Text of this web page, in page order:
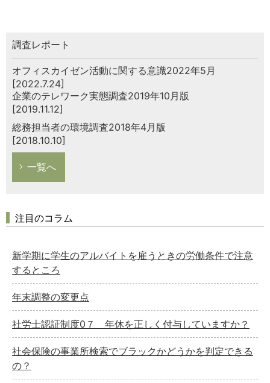
調査レポート
オフィスカイゼン活動に関する意識2022年5月
[2022.7.24]
企業のテレワーク実態調査2019年10月版
[2019.11.12]
総務担当者の環境調査2018年4月版
[2018.10.10]
一覧へ
注目のコラム
新学期に学生のアルバイトを雇うときの労働条件で注意
するところ
年末調整の変更点
社労士認証制度0７ 年休を正しく付与していますか？
社会保険の事業所検索でブラックかどうかを判定できる
の？